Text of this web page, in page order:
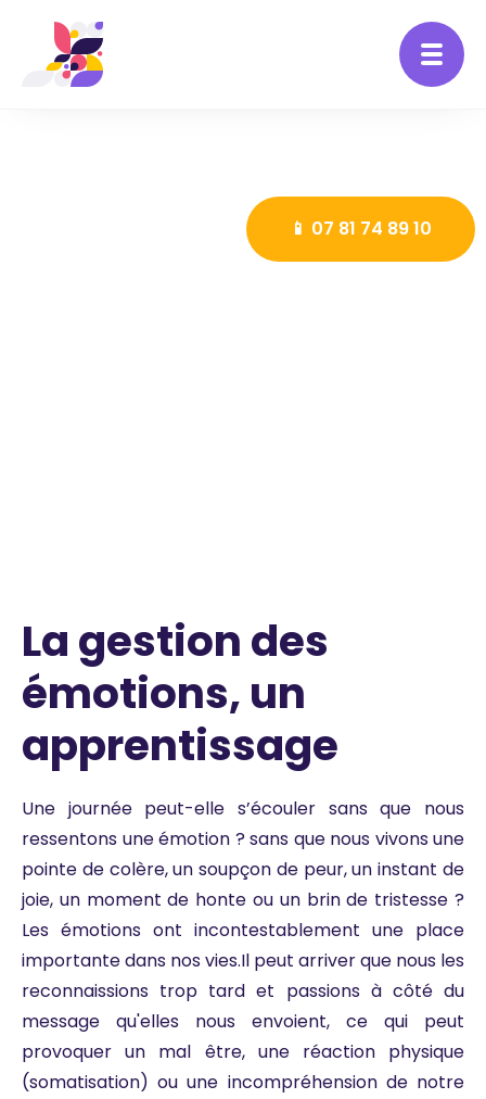
La gestion des
émotions, un
apprentissage
Une journée peut-elle s’écouler sans que nous
ressentons une émotion ? sans que nous vivons une
pointe de colère, un soupçon de peur, un instant de
joie, un moment de honte ou un brin de tristesse ?
Les émotions ont incontestablement une place
importante dans nos vies.Il peut arriver que nous les
reconnaissions trop tard et passions à côté du
message qu'elles nous envoient, ce qui peut
provoquer un mal être, une réaction physique
(somatisation) ou une incompréhension de notre
📱 07 81 74 89 10